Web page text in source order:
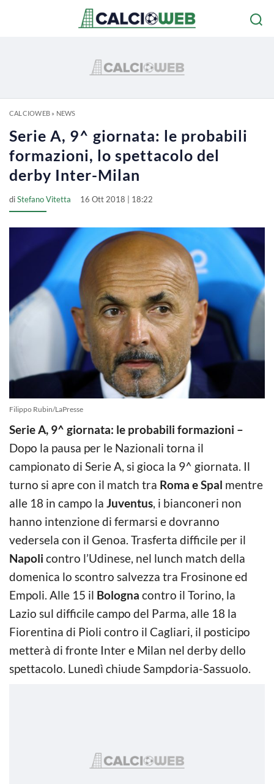
CALCIOWEB» NEWS
Serie A, 9^ giornata: le probabili
formazioni, lo spettacolo del
derby Inter-Milan
diStefano Vitetta 16 Ott 2018 | 18:22
Filippo Rubin/LaPresse
Serie A, 9^ giornata: le probabili formazioni –
Dopo la pausa per le Nazionali torna il
campionato di Serie A, si gioca la 9^ giornata. Il
turno si apre con il match tra Roma e Spal mentre
alle 18 in campo la Juventus, i bianconeri non
hanno intenzione di fermarsi e dovranno
vedersela con il Genoa. Trasferta difficile per il
Napoli contro l’Udinese, nel lunch match della
domenica lo scontro salvezza tra Frosinone ed
Empoli. Alle 15 il Bologna contro il Torino, la
Lazio sul difficile campo del Parma, alle 18 la
Fiorentina di Pioli contro il Cagliari, il posticipo
metterà di fronte Inter e Milan nel derby dello
spettacolo. Lunedì chiude Sampdoria-Sassuolo.